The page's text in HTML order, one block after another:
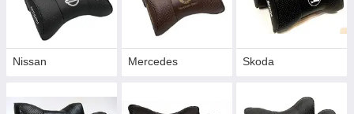
Nissan Mercedes Skoda